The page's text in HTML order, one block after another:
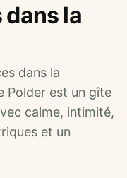
la
dans la
Polder est un gîte
calme, intimité,
et un